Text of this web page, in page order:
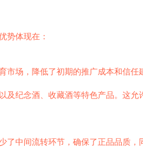
势体现在：
市场，降低了初期的推广成本和信
及纪念酒、收藏酒等特色产品。这
了中间流转环节，确保了正品品质